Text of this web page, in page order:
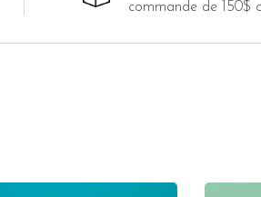
commande de 150$